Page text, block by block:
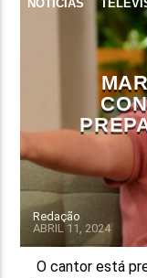
NOTÍCIAS
Redação
ABRIL 11, 2024
O cantor está